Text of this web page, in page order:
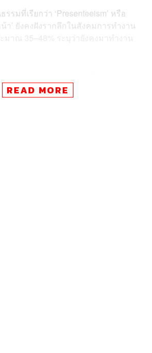
รมที่เรียกว่า ‘Presenteeism’ หรือ
า’ ยังคงฝังรากลึกในสังคมการทำงาน
าณ 35–48% ระบุว่ายังคงมาทำงาน
ากหัวหน้า ซึ่งพฤติกรรมนี้ส่งผลโดยตรง
ำงานที่ลดลงและเพิ่มความเสี่ยงของ
READ MORE